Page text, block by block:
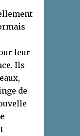
leur
Ils
de